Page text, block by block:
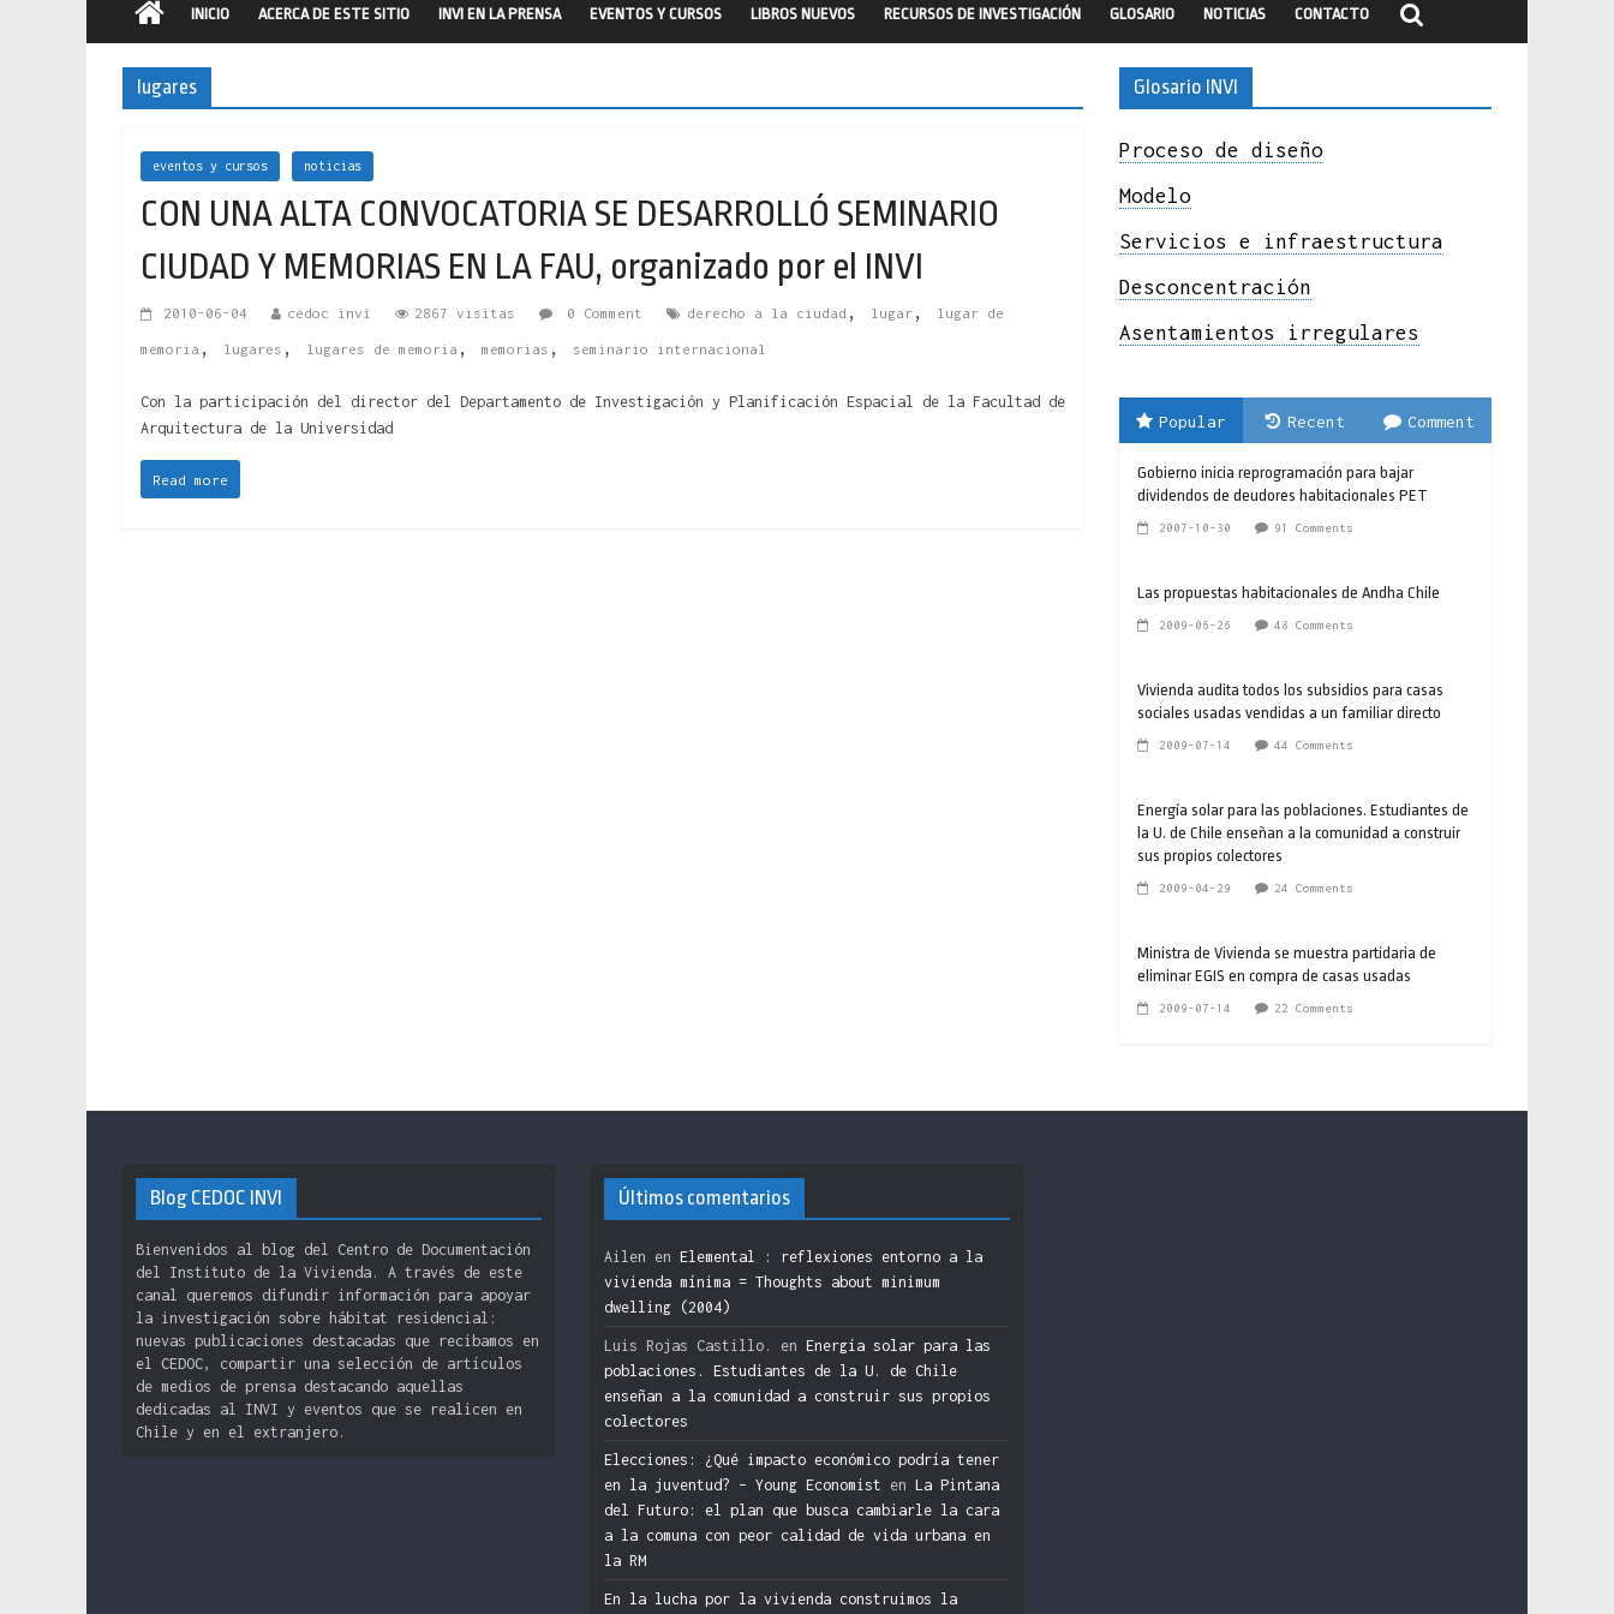
INICIO ACERCA DE ESTE SITIO INVI EN LA PRENSA EVENTOS Y CURSOS LIBROS NUEVOS RECURSOS DE INVESTIGACIÓN GLOSARIO NOTICIAS CONTACTO
lugares
eventos y cursos noticias
CON UNA ALTA CONVOCATORIA SE DESARROLLÓ SEMINARIO
CIUDAD Y MEMORIAS EN LA FAU, organizado por el INVI
2010-06-04 cedoc invi 2867 visitas 0 Comment derecho a la ciudad , lugar , lugar de
memoria , lugares , lugares de memoria , memorias , seminario internacional
Con la participación del director del Departamento de Investigación y Planificación Espacial de la Facultad de
Arquitectura de la Universidad
Read more
Glosario INVI
Proceso de diseño
Modelo
Servicios e infraestructura
Desconcentración
Asentamientos irregulares
Popular Recent Comment
Gobierno inicia reprogramación para bajar
dividendos de deudores habitacionales PET
2007-10-30 91 Comments
Las propuestas habitacionales de Andha Chile
2009-06-26 48 Comments
Vivienda audita todos los subsidios para casas
sociales usadas vendidas a un familiar directo
2009-07-14 44 Comments
Energía solar para las poblaciones. Estudiantes de
la U. de Chile enseñan a la comunidad a construir
sus propios colectores
2009-04-29 24 Comments
Ministra de Vivienda se muestra partidaria de
eliminar EGIS en compra de casas usadas
2009-07-14 22 Comments
Blog CEDOC INVI
Bienvenidos al blog del Centro de Documentación
del Instituto de la Vivienda. A través de este
canal queremos difundir información para apoyar
la investigación sobre hábitat residencial:
nuevas publicaciones destacadas que recibamos en
el CEDOC, compartir una selección de artículos
de medios de prensa destacando aquellas
dedicadas al INVI y eventos que se realicen en
Chile y en el extranjero.
Últimos comentarios
Ailen en Elemental : reflexiones entorno a la
vivienda mínima = Thoughts about minimum
dwelling (2004)
Luis Rojas Castillo. en Energía solar para las
poblaciones. Estudiantes de la U. de Chile
enseñan a la comunidad a construir sus propios
colectores
Elecciones: ¿Qué impacto económico podría tener
en la juventud? – Young Economist en La Pintana
del Futuro: el plan que busca cambiarle la cara
a la comuna con peor calidad de vida urbana en
la RM
En la lucha por la vivienda construimos la